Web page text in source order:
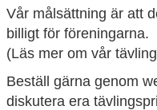
Vår målsättning är att
billigt för föreningarna.
(Läs mer om vår
Beställ gärna genom
diskutera era